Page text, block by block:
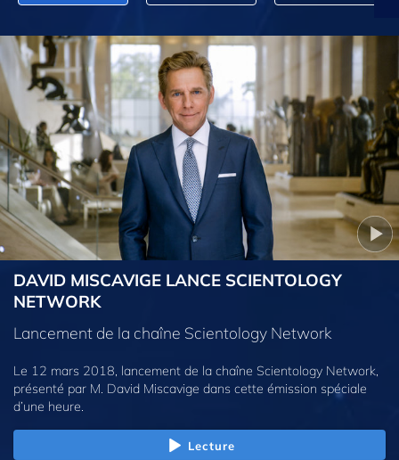
DAVID MISCAVIGE LANCE SCIENTOLOGY
NETWORK
Lancement de la chaîne Scientology Network
Le 12 mars 2018, lancement de la chaîne Scientology Network,
présenté par M. David Miscavige dans cette émission spéciale
d’une heure.
Lecture